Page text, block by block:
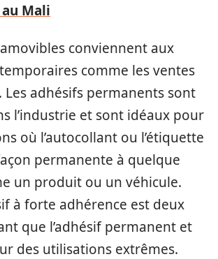
Mali
conviennent aux
comme les ventes
Les adhésifs permanents sont
l’industrie et sont idéaux pour
où l’autocollant ou l’étiquette
permanente à quelque
un produit ou un véhicule.
à forte adhérence est deux
que l’adhésif permanent et
des utilisations extrêmes.